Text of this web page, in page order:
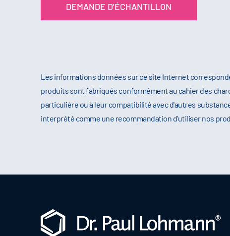
DEMANDE D'ÉCHANTILLON
Les informations données sur ce site Internet
produits sont fabriqués conformément au cahier des
particulière ou à leur compatibilité avec d'autres
interprété comme une recommandation d'utiliser nos